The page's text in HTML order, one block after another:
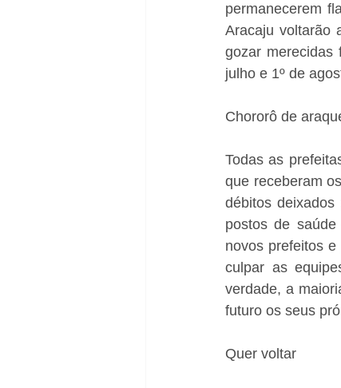
permanecerem
Aracaju voltarão
gozar merecidas
julho e 1º de
Chororô de
Todas as
que receberam
débitos deixados
postos de
novos prefeitos
culpar as
verdade, a
futuro os seus
Quer voltar